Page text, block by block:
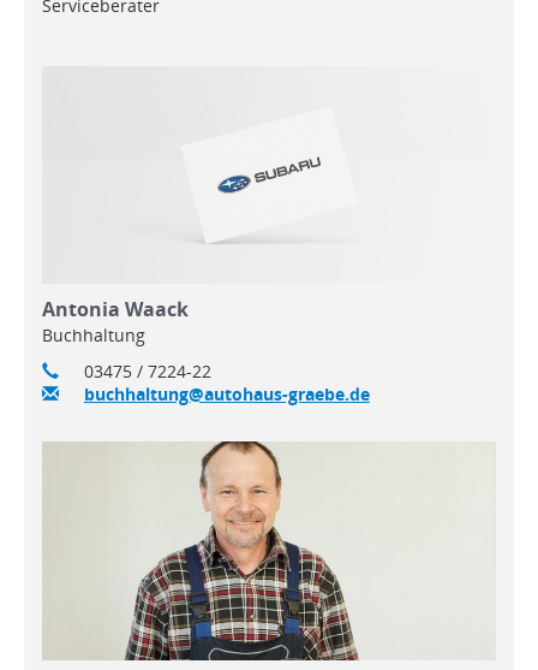
Serviceberater
Antonia Waack
Buchhaltung
03475 / 7224-22
buchhaltung@autohaus-graebe.de